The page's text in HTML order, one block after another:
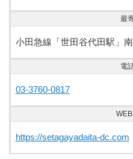
最
小田急線「世田谷代田駅」
電
03-3760-0817
WEB
https://setagayadaita-dc.com